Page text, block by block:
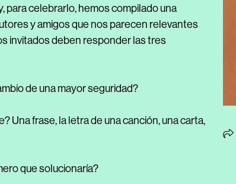
para celebrarlo, hemos compilado una
y amigos que nos parecen relevantes
invitados deben responder las tres
de una mayor seguridad?
Una frase, la letra de una canción, una carta,
que solucionaría?